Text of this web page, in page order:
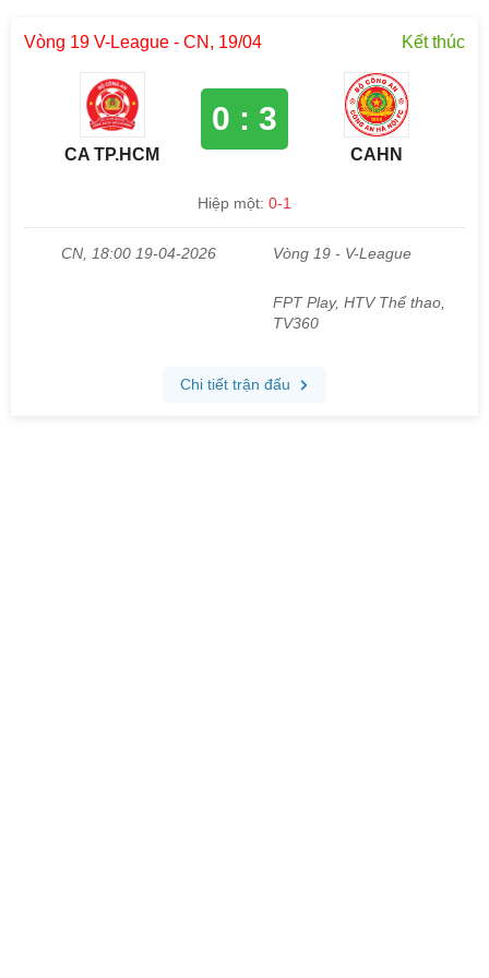
Vòng 19 V-League - CN, 19/04 Kết thúc
CA TP.HCM
0 : 3
CAHN
Hiệp một: 0-1
CN, 18:00 19-04-2026 Vòng 19 - V-League
FPT Play, HTV Thể thao,
TV360
Chi tiết trận đấu